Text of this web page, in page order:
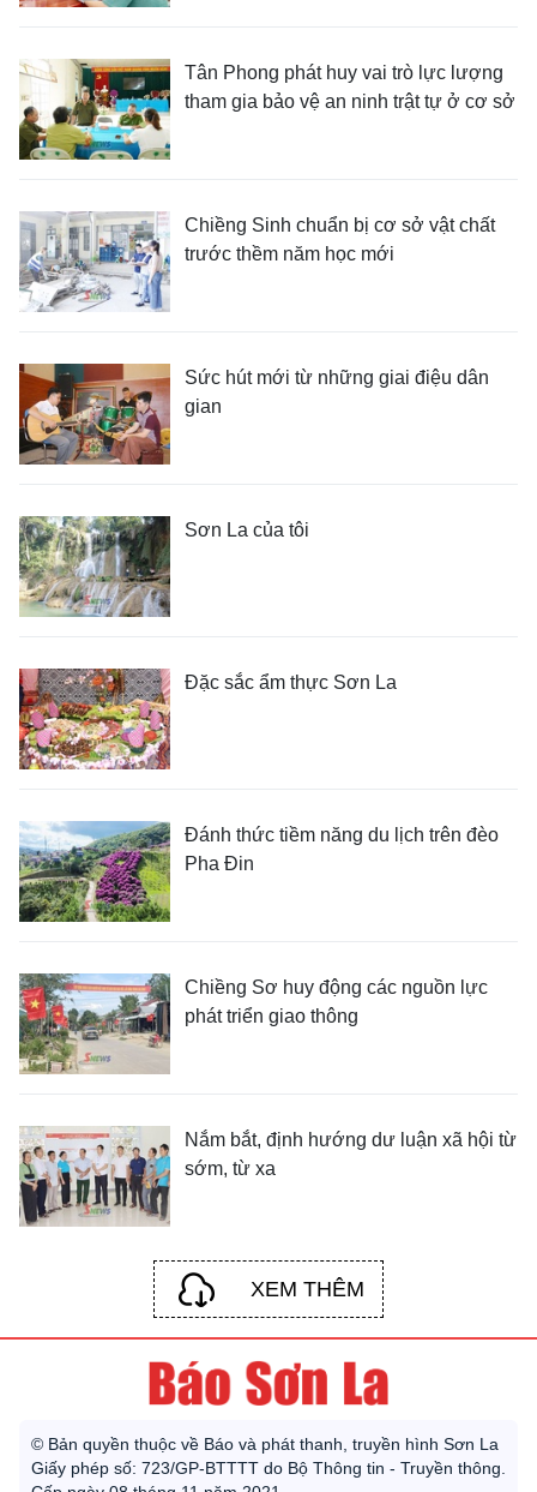
Tân Phong phát huy vai trò lực lượng
tham gia bảo vệ an ninh trật tự ở cơ sở
Chiềng Sinh chuẩn bị cơ sở vật chất
trước thềm năm học mới
Sức hút mới từ những giai điệu dân
gian
Sơn La của tôi
Đặc sắc ẩm thực Sơn La
Đánh thức tiềm năng du lịch trên đèo
Pha Đin
Chiềng Sơ huy động các nguồn lực
phát triển giao thông
Nắm bắt, định hướng dư luận xã hội từ
sớm, từ xa
XEM THÊM
© Bản quyền thuộc về Báo và phát thanh, truyền hình Sơn La
Giấy phép số: 723/GP-BTTTT do Bộ Thông tin - Truyền thông.